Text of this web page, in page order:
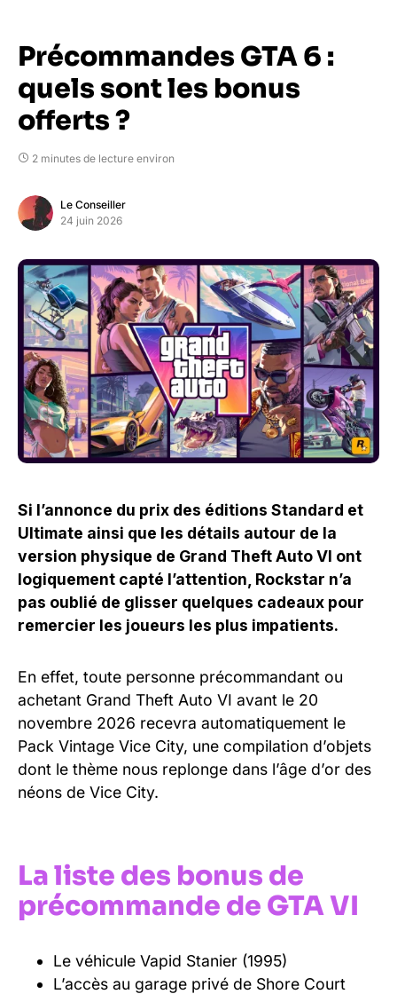
Précommandes GTA 6 :
quels sont les bonus
offerts ?
2 minutes de lecture environ
Le Conseiller
24 juin 2026
Si l’annonce du prix des éditions Standard et
Ultimate ainsi que les détails autour de la
version physique de Grand Theft Auto VI ont
logiquement capté l’attention, Rockstar n’a
pas oublié de glisser quelques cadeaux pour
remercier les joueurs les plus impatients.
En effet, toute personne précommandant ou
achetant Grand Theft Auto VI avant le 20
novembre 2026 recevra automatiquement le
Pack Vintage Vice City, une compilation d’objets
dont le thème nous replonge dans l’âge d’or des
néons de Vice City.
La liste des bonus de
précommande de GTA VI
Le véhicule Vapid Stanier (1995)
L’accès au garage privé de Shore Court